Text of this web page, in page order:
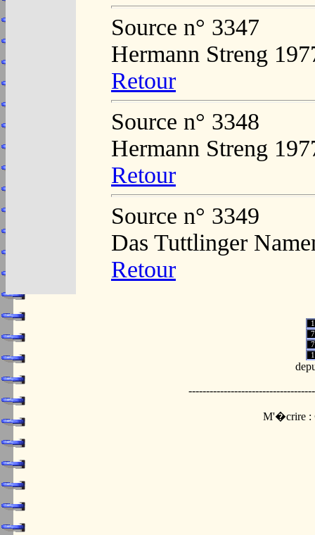
Source n° 3347
Hermann Streng
Retour
Source n° 3348
Hermann Streng
Retour
Source n° 3349
Das Tuttlinger
Retour
M'�crire :